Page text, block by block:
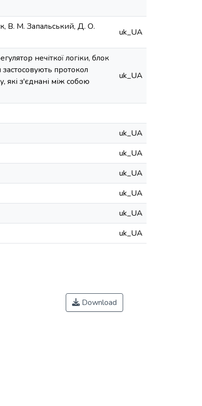
В. М. Запальський, Д. О.
uk_UA
нечіткої логіки, блок
протокол
які з'єднані між собою
uk_UA
uk_UA
uk_UA
uk_UA
uk_UA
uk_UA
uk_UA
Download